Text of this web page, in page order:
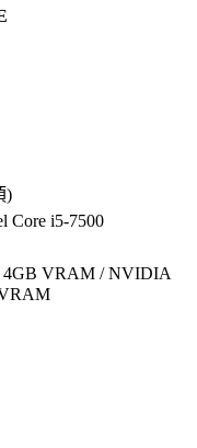
)
Core i5-7500
4GB VRAM / NVIDIA